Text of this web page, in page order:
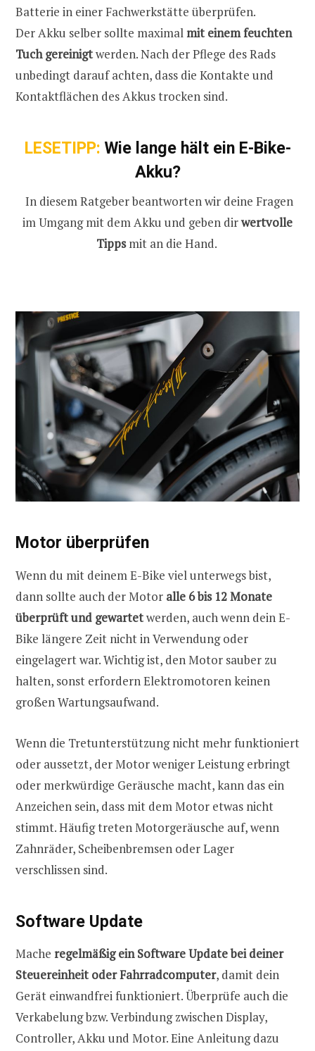
Batterie in einer Fachwerkstätte überprüfen.
Der Akku selber sollte maximalmit einem feuchten
Tuch gereinigtwerden. Nach der Pflege des Rads
unbedingt darauf achten, dass die Kontakte und
Kontaktflächen des Akkus trocken sind.
LESETIPP: Wie lange hält ein E-Bike-
Akku?
In diesem Ratgeber beantworten wir deine Fragen
im Umgang mit dem Akku und geben dirwertvolle
Tippsmit an die Hand.
Motor überprüfen
Wenn du mit deinem E-Bike viel unterwegs bist,
dann sollte auch der Motor alle 6 bis 12 Monate
überprüft und gewartetwerden, auch wenn dein E-
Bike längere Zeit nicht in Verwendung oder
eingelagert war. Wichtig ist, den Motor sauber zu
halten, sonst erfordern Elektromotoren keinen
großen Wartungsaufwand.
Wenn die Tretunterstützung nicht mehr funktioniert
oder aussetzt, der Motor weniger Leistung erbringt
oder merkwürdige Geräusche macht, kann das ein
Anzeichen sein, dass mit dem Motor etwas nicht
stimmt. Häufig treten Motorgeräusche auf, wenn
Zahnräder, Scheibenbremsen oder Lager
verschlissen sind.
Software Update
Mache regelmäßig ein Software Update bei deiner
Steuereinheit oder Fahrradcomputer, damit dein
Gerät einwandfrei funktioniert. Überprüfe auch die
Verkabelung bzw. Verbindung zwischen Display,
Controller, Akku und Motor. Eine Anleitung dazu